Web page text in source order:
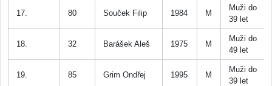
17. 80 Souček Filip 1984 M
Muži do
39 let
18. 32 Barášek Aleš 1975 M
Muži do
49 let
19. 85 Grim Ondřej 1995 M
Muži do
39 let